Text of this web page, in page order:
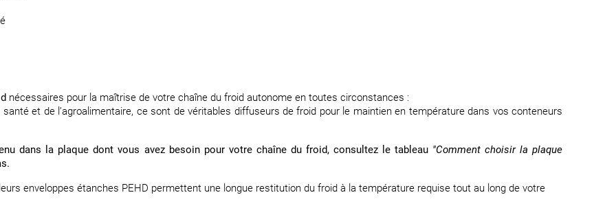
nécessaires pour la maîtrise de votre chaîne du froid autonome en toutes circonstances :
et de l’agroalimentaire, ce sont de véritables diffuseurs de froid pour le maintien en température dans vos conteneurs
dans la plaque dont vous avez besoin pour votre chaîne du froid, consultez le tableau "Comment choisir la plaque
enveloppes étanches PEHD permettent une longue restitution du froid à la température requise tout au long de votre